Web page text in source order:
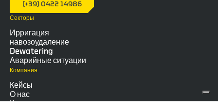
(+39) 0422 14986
Секторы
Ирригация
навозоудаление
Dewatering
Аварийные ситуации
Компания
Кейсы
О нас
Контакты